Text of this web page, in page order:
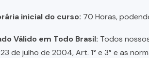
inicial do curso: 70 Horas,
Válido em Todo Brasil: Todos
de julho de 2004, Art. 1° e 3° e as